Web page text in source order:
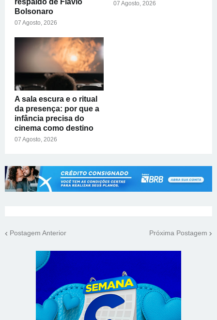
respaldo de Flávio
Bolsonaro
07 Agosto, 2026
07 Agosto, 2026
A sala escura e o ritual
da presença: por que a
infância precisa do
cinema como destino
07 Agosto, 2026
Postagem Anterior Próxima Postagem